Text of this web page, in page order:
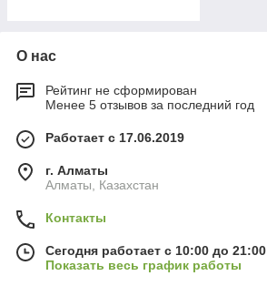
О нас
Рейтинг не сформирован
Менее 5 отзывов за последний год
Работает с 17.06.2019
г. Алматы
Алматы, Казахстан
Контакты
Сегодня работает с 10:00 до 21:00
Показать весь график работы